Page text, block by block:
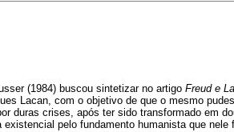
(1984) buscou sintetizar no artigo Freud e
Lacan, com o objetivo de que o mesmo
duras crises, após ter sido transformado em
existencial pelo fundamento humanista que